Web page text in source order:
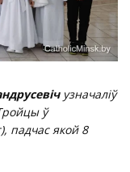
узначаліў
ў
падчас якой 8